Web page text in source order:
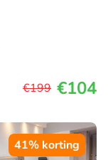
€199 €104
41% korting